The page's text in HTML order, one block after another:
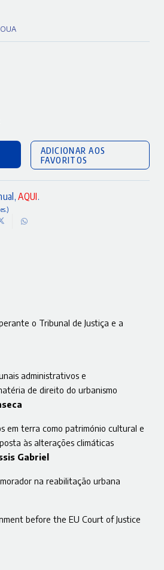
ADICIONAR AOS
FAVORITOS
AQUI.
o Tribunal de Justiça e a
administrativos e
de direito do urbanismo
em terra como património cultural e
às alterações climáticas
Gabriel
na reabilitação urbana
before the EU Court of Justice